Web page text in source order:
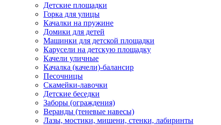
Детские площадки
Горка для улицы
Качалки на пружине
Домики для детей
Машинки для детской площадки
Карусели на детскую площадку
Качели уличные
Качалка (качели)-балансир
Песочницы
Скамейки-лавочки
Детские беседки
Заборы (ограждения)
Веранды (теневые навесы)
Лазы, мостики, мишени, стенки, лабиринты